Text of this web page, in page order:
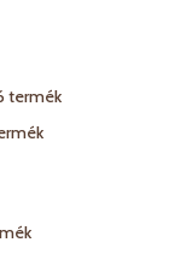
termék